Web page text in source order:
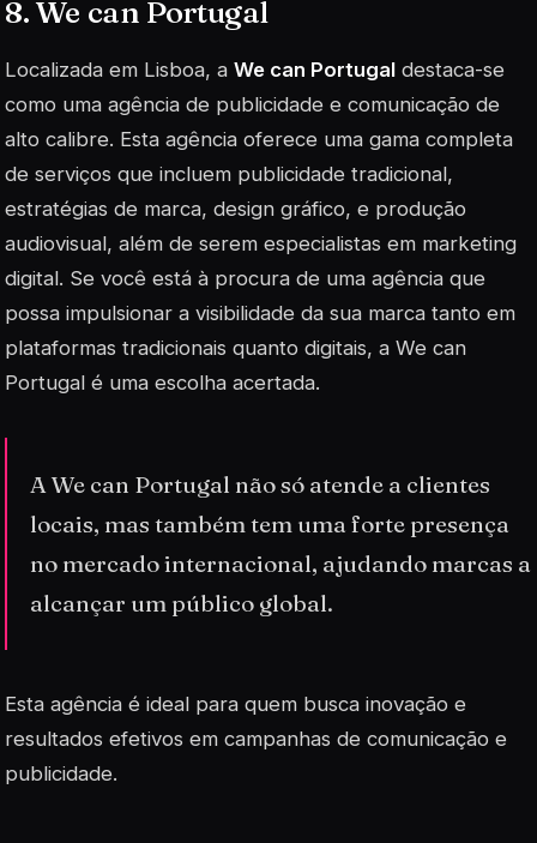
8. We can Portugal
Localizada em Lisboa, a We can Portugal destaca-se
como uma agência de publicidade e comunicação de
alto calibre. Esta agência oferece uma gama completa
de serviços que incluem publicidade tradicional,
estratégias de marca, design gráfico, e produção
audiovisual, além de serem especialistas em marketing
digital. Se você está à procura de uma agência que
possa impulsionar a visibilidade da sua marca tanto em
plataformas tradicionais quanto digitais, a We can
Portugal é uma escolha acertada.
A We can Portugal não só atende a clientes
locais, mas também tem uma forte presença
no mercado internacional, ajudando marcas a
alcançar um público global.
Esta agência é ideal para quem busca inovação e
resultados efetivos em campanhas de comunicação e
publicidade.